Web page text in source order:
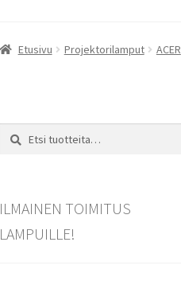
Etusivu Projektorilamput ACER
Etsi:
Haku
ILMAINEN TOIMITUS
LAMPUILLE!